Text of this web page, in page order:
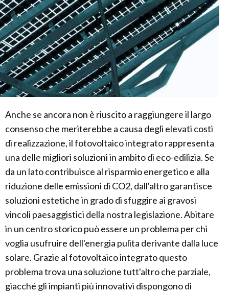
Anche se ancora non è riuscito a raggiungere il largo
consenso che meriterebbe a causa degli elevati costi
di realizzazione, il fotovoltaico integrato rappresenta
una delle migliori soluzioni in ambito di eco-edilizia. Se
da un lato contribuisce al risparmio energetico e alla
riduzione delle emissioni di CO2, dall'altro garantisce
soluzioni estetiche in grado di sfuggire ai gravosi
vincoli paesaggistici della nostra legislazione. Abitare
in un centro storico può essere un problema per chi
voglia usufruire dell'energia pulita derivante dalla luce
solare. Grazie al fotovoltaico integrato questo
problema trova una soluzione tutt'altro che parziale,
giacché gli impianti più innovativi dispongono di